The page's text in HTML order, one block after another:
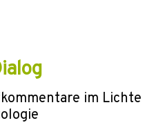
im Lichte